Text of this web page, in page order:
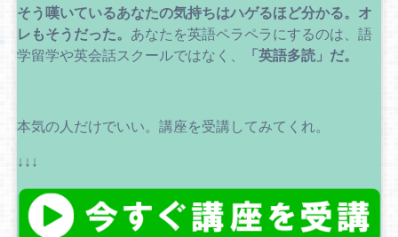
そう嘆いているあなたの気持ちはハゲるほど分かる。 オ
レもそうだった。 あなたを英語ペラペラにするのは、語
学留学や英会話スクールではなく、
「英語多読」だ。
本気の人だけでいい。講座を受講してみてくれ。
↓↓↓